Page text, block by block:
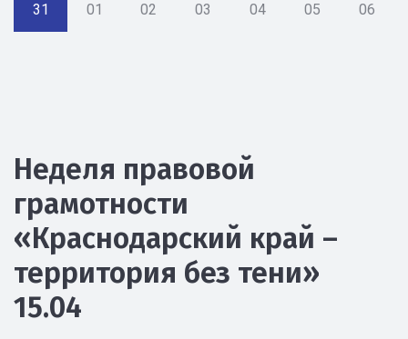
31 01 02 03 04 05 06
Неделя правовой
грамотности
«Краснодарский край –
территория без тени»
15.04